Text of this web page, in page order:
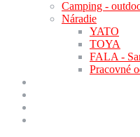
Camping -
Náradie
YATO
TOYA
FALA -
Pracovné